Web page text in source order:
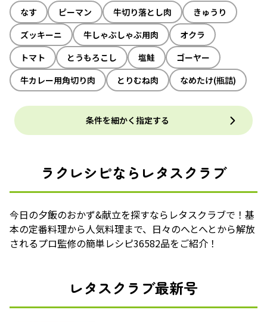
なす ピーマン 牛切り落とし肉
きゅうり
ズッキーニ
牛しゃぶしゃぶ用肉
オクラ
トマト
とうもろこし 塩鮭
ゴーヤー
牛カレー用角切り肉
とりむね肉 なめたけ(瓶詰)
条件を細かく指定する
ラクレシピならレタスクラブ
今日の夕飯のおかず&献立を探すならレタスクラブで！基
本の定番料理から人気料理まで、日々のへとへとから解放
されるプロ監修の簡単レシピ36582品をご紹介！
レタスクラブ最新号